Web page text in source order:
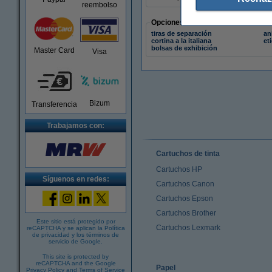
reembolso
Master Card Visa
Transferencia Bizum
Trabajamos con:
Síguenos en redes:
Este sitio está protegido por
reCAPTCHA y se aplican la Política
de privacidad y los términos de
servicio de Google
This site is protected by
reCAPTCHA and the Google
Privacy Policy and Terms of Service
Opciones
tiras de separación
cortina a la italiana
bolsas de exhibición
Cartuchos de tinta
Cartuchos HP
Cartuchos Canon
Cartuchos Epson
Cartuchos Brother
Cartuchos Lexmark
Papel